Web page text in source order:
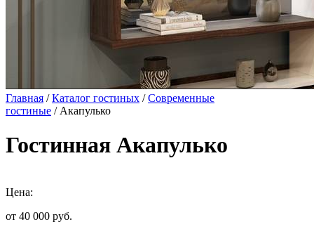
Главная /Каталог гостиных /Современные
гостиные / Акапулько
Гостинная Акапулько
Цена:
от 40 000 руб.